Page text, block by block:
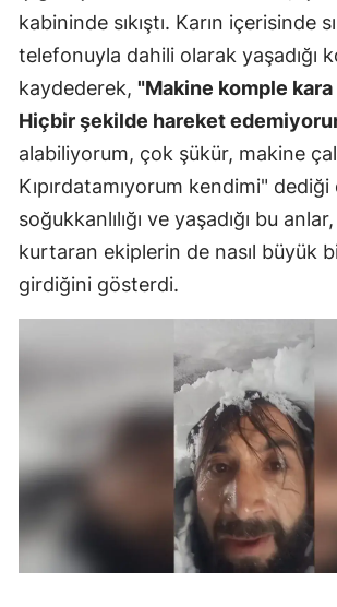
kabininde sıkıştı. Karın içerisinde
telefonuyla dahili olarak yaşadığı
kaydederek, "Makine komple kara
Hiçbir şekilde hareket
alabiliyorum, çok şükür, makine
Kıpırdatamıyorum kendimi"
soğukkanlılığı ve yaşadığı bu anlar,
kurtaran ekiplerin de nasıl büyük
girdiğini gösterdi.